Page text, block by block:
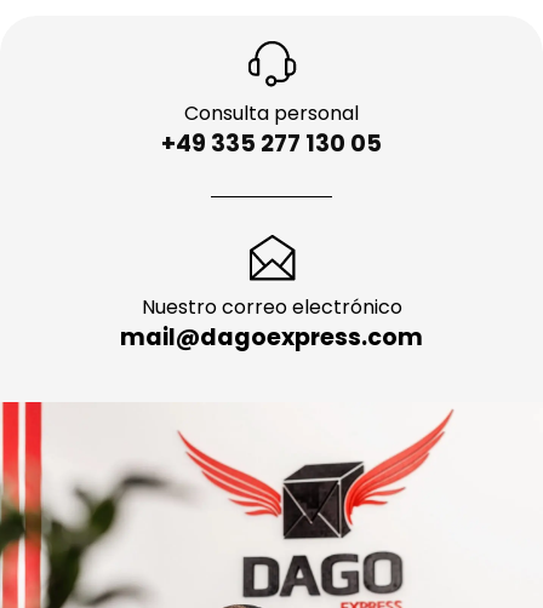
Consulta personal
+49 335 277 130 05
Nuestro correo electrónico
mail@dagoexpress.com